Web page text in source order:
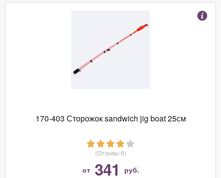
170-403 Сторожок sandwich jig boat 25см
(Отзывы 6)
от 341 руб.